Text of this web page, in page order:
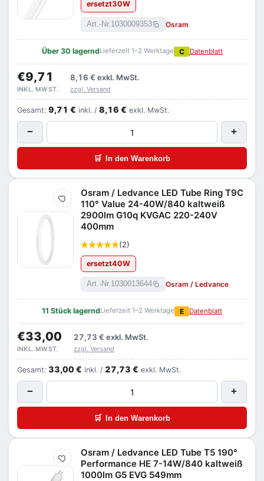
ersetzt30W
Art.-Nr.1030009353 Osram
Über 30 lagerndLieferzeit 1–2 Werktage C Datenblatt
€9,71 8,16 € exkl. MwSt.
INKL. MWST. zzgl. Versand
Gesamt: 9,71 € inkl. / 8,16 € exkl. MwSt.
− +
🛒 In den Warenkorb
Merken
Osram / Ledvance LED Tube Ring T9C
110° Value 24-40W/840 kaltweiß
2900lm G10q KVGAC 220-240V
400mm
(2)
ersetzt40W
Art.-Nr.1030013644 Osram / Ledvance
11 Stück lagerndLieferzeit 1–2 Werktage E Datenblatt
€33,00 27,73 € exkl. MwSt.
INKL. MWST. zzgl. Versand
Gesamt: 33,00 € inkl. / 27,73 € exkl. MwSt.
− +
🛒 In den Warenkorb
Merken
Osram / Ledvance LED Tube T5 190°
Performance HE 7-14W/840 kaltweiß
1000lm G5 EVG 549mm